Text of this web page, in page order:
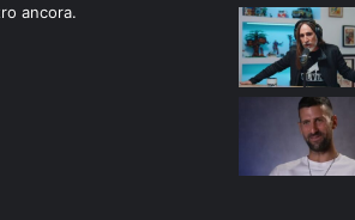
ancora.